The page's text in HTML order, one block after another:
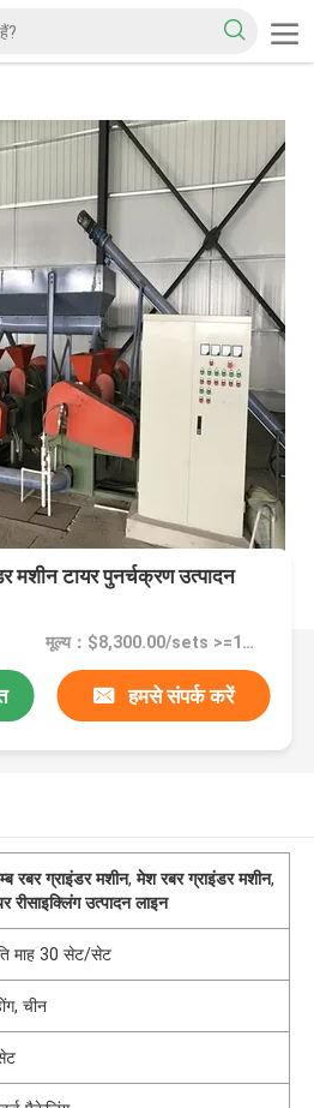
मशीन टायर पुनर्चक्रण उत्पादन
मूल्य：$8,300.00/sets >=1 sets
हमसे संपर्क करें
रबर ग्राइंडर मशीन,मेश रबर ग्राइंडर मशीन,
रीसाइक्लिंग उत्पादन लाइन
माह 30 सेट/सेट
चीन